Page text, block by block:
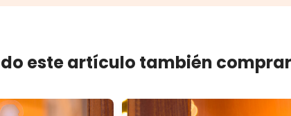
este artículo también